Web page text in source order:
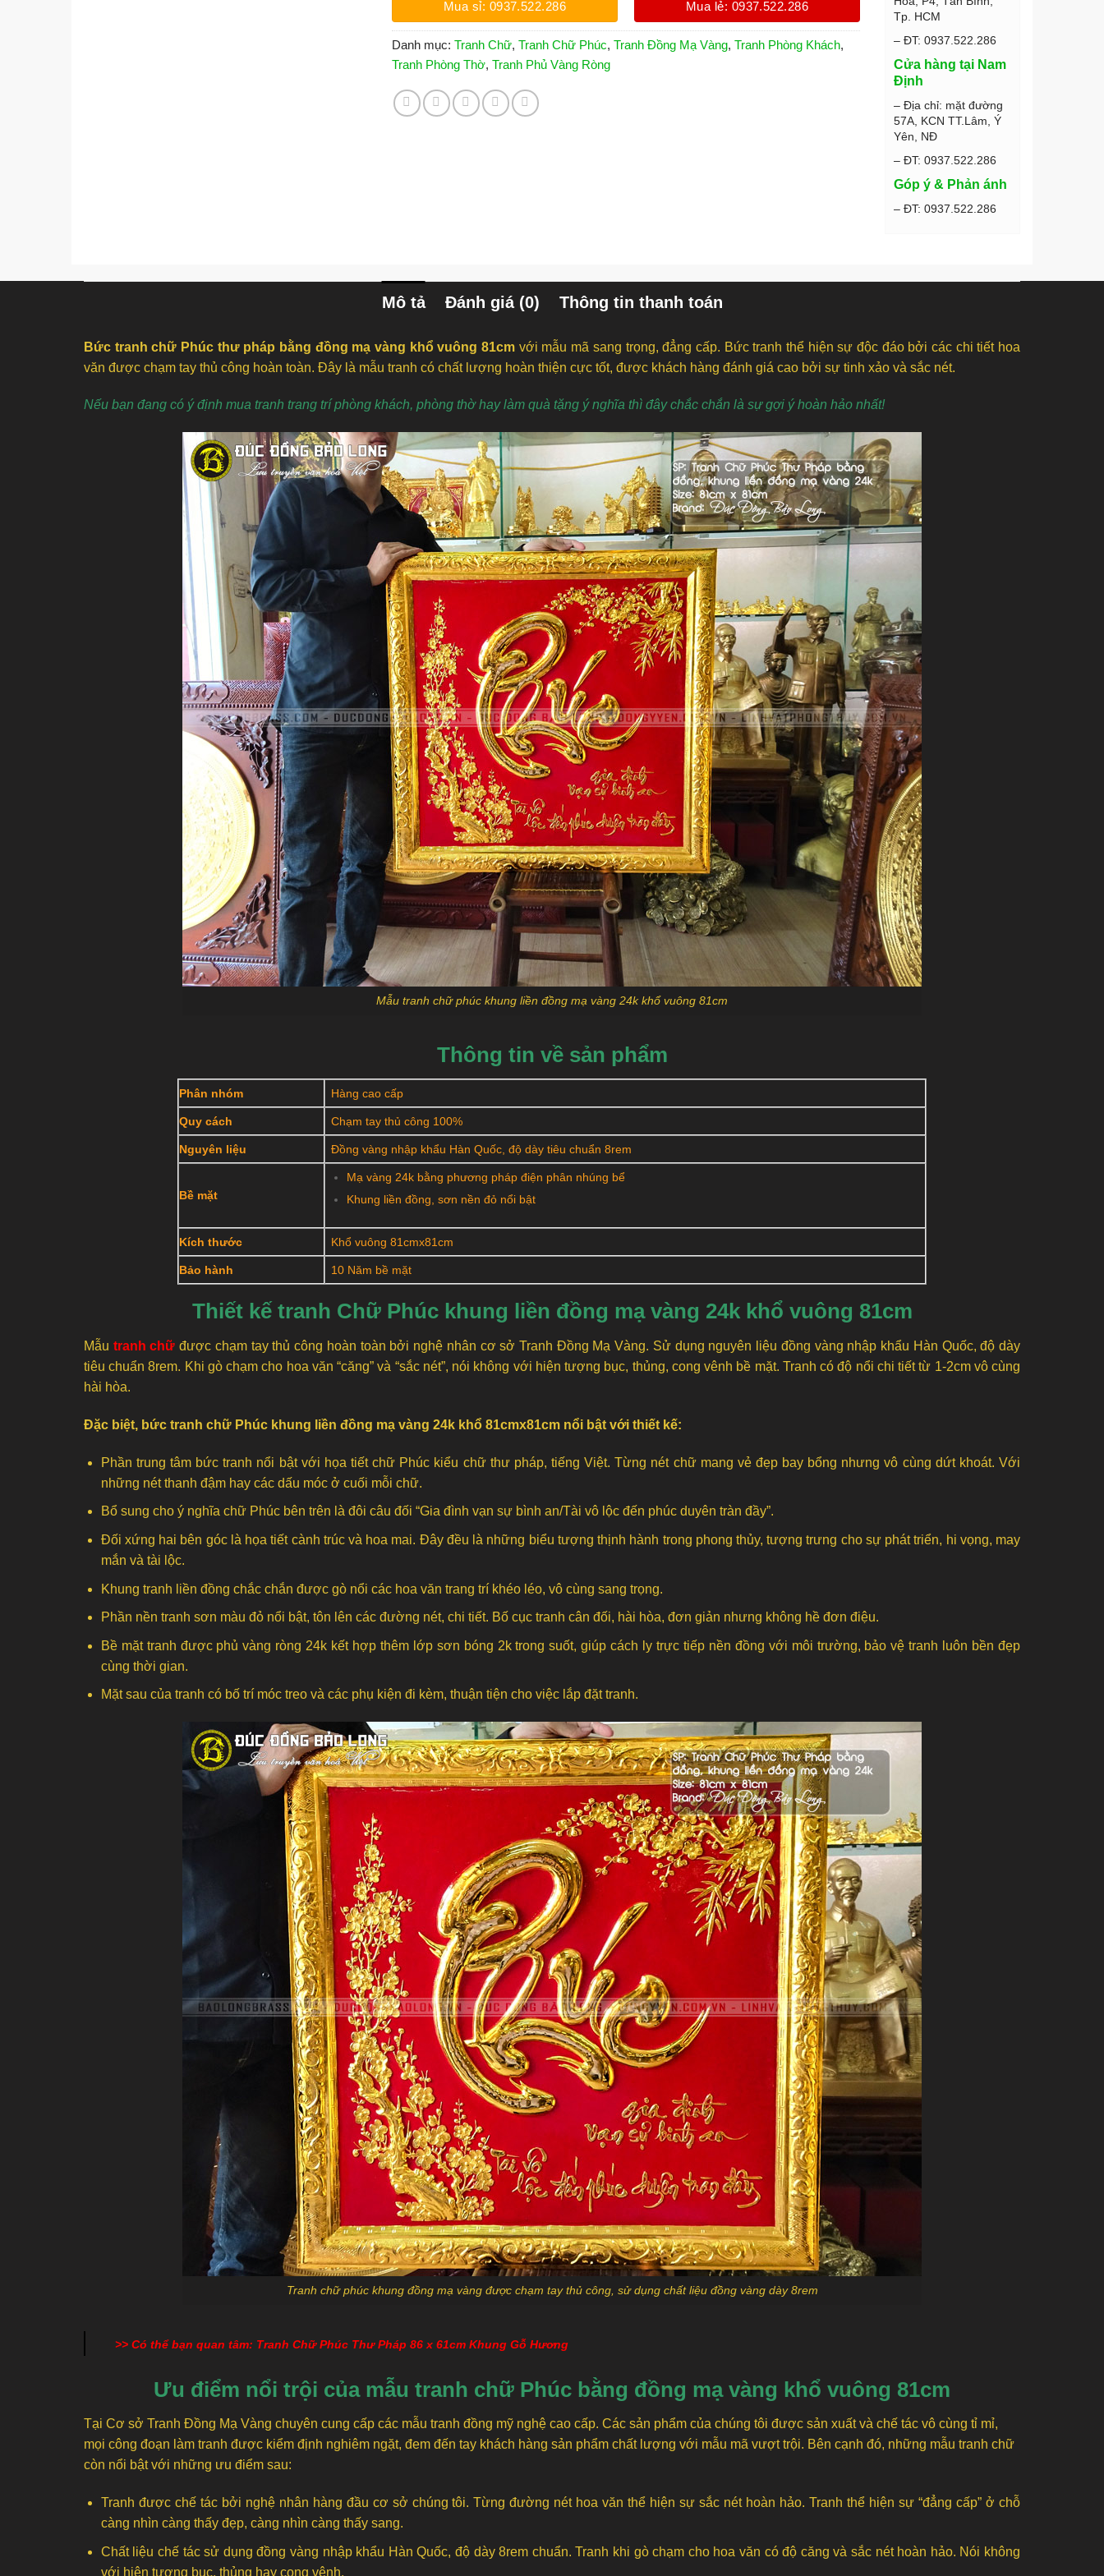
Mua sỉ: 0937.522.286 Mua lẻ: 0937.522.286
Danh mục: Tranh Chữ, Tranh Chữ Phúc, Tranh Đồng Mạ Vàng, Tranh Phòng Khách,
Tranh Phòng Thờ, Tranh Phủ Vàng Ròng
Tp. HCM
– ĐT: 0937.522.286
Cửa hàng tại Nam
Định
– Địa chỉ: mặt đường
57A, KCN TT.Lâm, Ý
Yên, NĐ
– ĐT: 0937.522.286
Góp ý & Phản ánh
– ĐT: 0937.522.286
Mô tả Đánh giá (0) Thông tin thanh toán
Bức tranh chữ Phúc thư pháp bằng đồng mạ vàng khổ vuông 81cm với mẫu mã sang trọng, đẳng cấp. Bức tranh thể hiện sự độc đáo bởi các chi tiết hoa
văn được chạm tay thủ công hoàn toàn. Đây là mẫu tranh có chất lượng hoàn thiện cực tốt, được khách hàng đánh giá cao bởi sự tinh xảo và sắc nét.
Nếu bạn đang có ý định mua tranh trang trí phòng khách, phòng thờ hay làm quà tặng ý nghĩa thì đây chắc chắn là sự gợi ý hoàn hảo nhất!
Mẫu tranh chữ phúc khung liền đồng mạ vàng 24k khổ vuông 81cm
Thông tin về sản phẩm
Phân nhóm Hàng cao cấp
Quy cách Chạm tay thủ công 100%
Nguyên liệu Đồng vàng nhập khẩu Hàn Quốc, độ dày tiêu chuẩn 8rem
Bề mặt
Mạ vàng 24k bằng phương pháp điện phân nhúng bể
Khung liền đồng, sơn nền đỏ nổi bật
Kích thước Khổ vuông 81cmx81cm
Bảo hành 10 Năm bề mặt
Thiết kế tranh Chữ Phúc khung liền đồng mạ vàng 24k khổ vuông 81cm
Mẫu tranh chữ được chạm tay thủ công hoàn toàn bởi nghệ nhân cơ sở Tranh Đồng Mạ Vàng. Sử dụng nguyên liệu đồng vàng nhập khẩu Hàn Quốc, độ dày
tiêu chuẩn 8rem. Khi gò chạm cho hoa văn “căng” và “sắc nét”, nói không với hiện tượng bục, thủng, cong vênh bề mặt. Tranh có độ nổi chi tiết từ 1-2cm vô cùng
hài hòa.
Đặc biệt, bức tranh chữ Phúc khung liền đồng mạ vàng 24k khổ 81cmx81cm nổi bật với thiết kế:
Phần trung tâm bức tranh nổi bật với họa tiết chữ Phúc kiểu chữ thư pháp, tiếng Việt. Từng nét chữ mang vẻ đẹp bay bổng nhưng vô cùng dứt khoát. Với
những nét thanh đậm hay các dấu móc ở cuối mỗi chữ.
Bổ sung cho ý nghĩa chữ Phúc bên trên là đôi câu đối “Gia đình vạn sự bình an/Tài vô lộc đến phúc duyên tràn đầy”.
Đối xứng hai bên góc là họa tiết cành trúc và hoa mai. Đây đều là những biểu tượng thịnh hành trong phong thủy, tượng trưng cho sự phát triển, hi vọng, may
mắn và tài lộc.
Khung tranh liền đồng chắc chắn được gò nổi các hoa văn trang trí khéo léo, vô cùng sang trọng.
Phần nền tranh sơn màu đỏ nổi bật, tôn lên các đường nét, chi tiết. Bố cục tranh cân đối, hài hòa, đơn giản nhưng không hề đơn điệu.
Bề mặt tranh được phủ vàng ròng 24k kết hợp thêm lớp sơn bóng 2k trong suốt, giúp cách ly trực tiếp nền đồng với môi trường, bảo vệ tranh luôn bền đẹp
cùng thời gian.
Mặt sau của tranh có bố trí móc treo và các phụ kiện đi kèm, thuận tiện cho việc lắp đặt tranh.
Tranh chữ phúc khung đồng mạ vàng được chạm tay thủ công, sử dụng chất liệu đồng vàng dày 8rem
>> Có thể bạn quan tâm: Tranh Chữ Phúc Thư Pháp 86 x 61cm Khung Gỗ Hương
Ưu điểm nổi trội của mẫu tranh chữ Phúc bằng đồng mạ vàng khổ vuông 81cm
Tại Cơ sở Tranh Đồng Mạ Vàng chuyên cung cấp các mẫu tranh đồng mỹ nghệ cao cấp. Các sản phẩm của chúng tôi được sản xuất và chế tác vô cùng tỉ mỉ,
mọi công đoạn làm tranh được kiểm định nghiêm ngặt, đem đến tay khách hàng sản phẩm chất lượng với mẫu mã vượt trội. Bên cạnh đó, những mẫu tranh chữ
còn nổi bật với những ưu điểm sau:
Tranh được chế tác bởi nghệ nhân hàng đầu cơ sở chúng tôi. Từng đường nét hoa văn thể hiện sự sắc nét hoàn hảo. Tranh thể hiện sự “đẳng cấp” ở chỗ
càng nhìn càng thấy đẹp, càng nhìn càng thấy sang.
Chất liệu chế tác sử dụng đồng vàng nhập khẩu Hàn Quốc, độ dày 8rem chuẩn. Tranh khi gò chạm cho hoa văn có độ căng và sắc nét hoàn hảo. Nói không
với hiện tượng bục, thủng hay cong vênh.